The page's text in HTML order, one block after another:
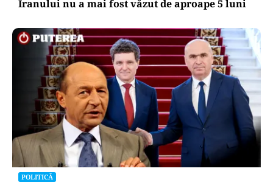
Iranului nu a mai fost văzut de aproape 5 luni
POLITICĂ